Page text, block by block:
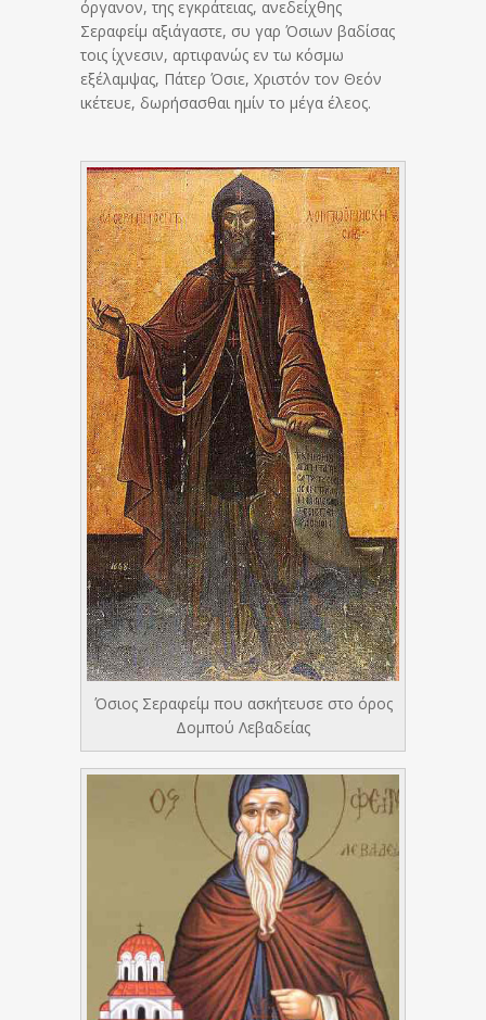
όργανον, της εγκράτειας, ανεδείχθης
Σεραφείμ αξιάγαστε, συ γαρ Όσιων βαδίσας
τοις ίχνεσιν, αρτιφανώς εν τω κόσμω
εξέλαμψας, Πάτερ Όσιε, Χριστόν τον Θεόν
ικέτευε, δωρήσασθαι ημίν το μέγα έλεος.
Όσιος Σεραφείμ που ασκήτευσε στο όρος
Δομπού Λεβαδείας